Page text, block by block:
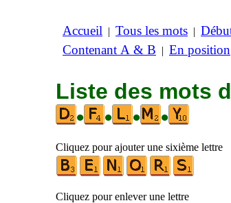
Accueil | Tous les mots |
Contenant A & B | En position
Liste des mots
•
• • •
Cliquez pour ajouter une sixième lettre
Cliquez pour enlever une lettre